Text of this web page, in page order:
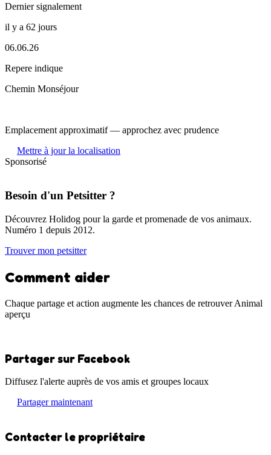
Dernier signalement
il y a 62 jours
06.06.26
Repere indique
Chemin Monséjour
Emplacement approximatif — approchez avec prudence
Mettre à jour la localisation
Sponsorisé
Besoin d'un Petsitter ?
Découvrez Holidog pour la garde et promenade de vos animaux.
Numéro 1 depuis 2012.
Trouver mon petsitter
Comment aider
Chaque partage et action augmente les chances de retrouver Animal
aperçu
Partager sur Facebook
Diffusez l'alerte auprès de vos amis et groupes locaux
Partager maintenant
Contacter le propriétaire